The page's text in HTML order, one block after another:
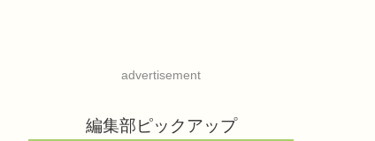
advertisement
編集部ピックアップ